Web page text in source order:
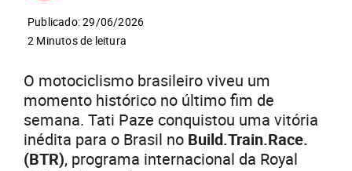
Publicado: 29/06/2026
2 Minutos de leitura
O motociclismo brasileiro viveu um
momento histórico no último fim de
semana. Tati Paze conquistou uma vitória
inédita para o Brasil no Build.Train.Race.
(BTR), programa internacional da Royal